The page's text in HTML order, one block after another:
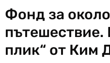
Фонд за
плик“ от Ким